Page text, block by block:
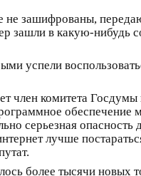
не зашифрованы,
зашли в какую-нибудь
успели
член комитета Госдумы
обеспечение
серьезная опасность
лучше
более тысячи новых